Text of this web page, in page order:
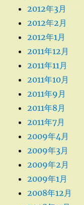
2012年3月
2012年2月
2012年1月
2011年12月
2011年11月
2011年10月
2011年9月
2011年8月
2011年7月
2009年4月
2009年3月
2009年2月
2009年1月
2008年12月